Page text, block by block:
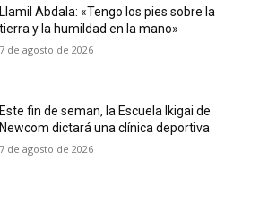
Llamil Abdala: «Tengo los pies sobre la
tierra y la humildad en la mano»
7 de agosto de 2026
Este fin de seman, la Escuela Ikigai de
Newcom dictará una clínica deportiva
7 de agosto de 2026